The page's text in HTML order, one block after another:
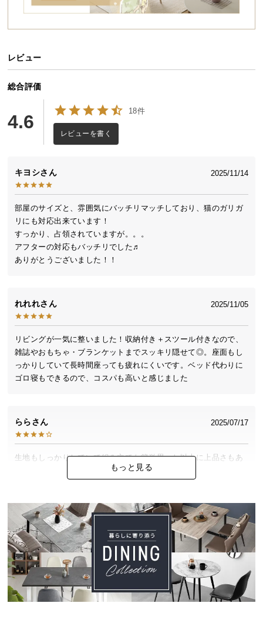
い
型
配
送
つ
い
て
品
配
送
に
つ
小
型
商
送
に
つ
い
て
開
レビュー
総合評価
4.6
18件
レビューを書く
キヨシ 2025/11/14
部屋のサイズと、雰囲気にバッチリマッチしており、猫のガリガ
リにも対応出来ています！
すっかり、占領されていますが。。。
アフターの対応もバッチリでした♬
ありがとうございました！！
れれれ 2025/11/05
リビングが一気に整いました！収納付き＋スツール付きなので、
雑誌やおもちゃ・ブランケットまでスッキリ隠せて◎。座面もし
っかりしていて長時間座っても疲れにくいです。ベッド代わりに
ゴロ寝もできるので、コスパも高いと感じました
らら 2025/07/17
生地もしっかりしていて組み立ても簡単思った以上に上品さもあ
新倉 2025/05/07
作りがしっかりしており、生地も手触りのいい素材です。猫も気
に入ったようでよく寝転がっています。
もっと見る